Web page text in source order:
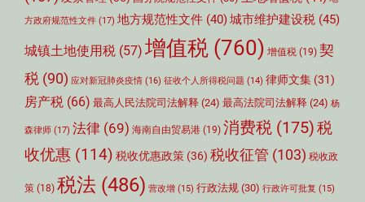
方政府规范性文件 (17) 地方规范性文件 (40)城市维护建设税 (45)
城镇土地使用税 (57) 增值税 (760) 增值税 (19) 契
税 (90) 应对新冠肺炎疫情 (16) 征收个人所得税问题 (14) 律师文集 (31)
房产税 (66) 最高人民法院司法解释 (24) 最高法院司法解释 (24) 杨
森律师 (17) 法律 (69) 海南自由贸易港 (19) 消费税 (175)税
收优惠 (114) 税收优惠政策 (36) 税收征管 (103) 税收政
策 (18) 税法 (486) 营改增 (15) 行政法规 (30) 行政许可批复 (15)